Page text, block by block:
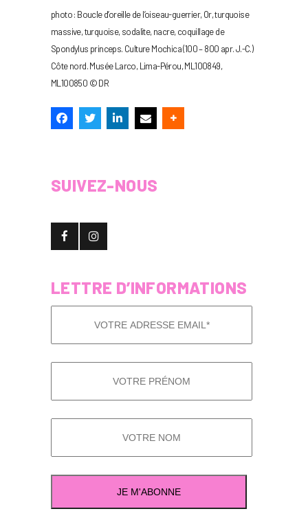
photo : Boucle d’oreille de l’oiseau-guerrier, Or, turquoise
massive, turquoise, sodalite, nacre, coquillage de
Spondylus princeps. Culture Mochica (100 – 800 apr. J.-C.)
Côte nord. Musée Larco, Lima-Pérou, ML100849,
ML100850 © DR
SUIVEZ-NOUS
LETTRE D’INFORMATIONS